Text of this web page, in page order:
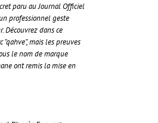
paru au Journal Officiel
professionnel geste
Découvrez dans ce
mais les preuves
le nom de marque
ont remis la mise en